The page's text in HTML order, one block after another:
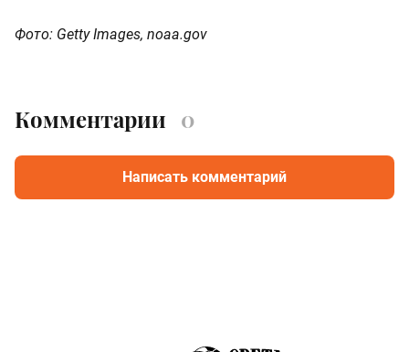
Фото: Getty Images, noaa.gov
Комментарии 0
Написать комментарий